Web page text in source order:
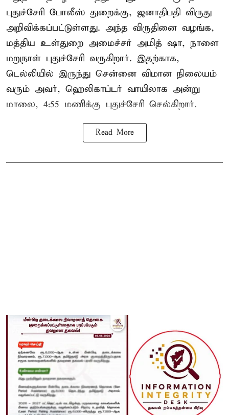
புதுச்சேரி போலீஸ் துறைக்கு, ஜனாதிபதி விருது
அறிவிக்கப்பட்டுள்ளது. அந்த விருதினை வழங்க,
மத்திய உள்துறை அமைச்சர் அமித் ஷா, நாளை
மறுநாள் புதுச்சேரி வருகிறார். இதற்காக,
டெல்லியில் இருந்து சென்னை விமான நிலையம்
வரும் அவர், ஹெலிகாப்டர் வாயிலாக அன்று
மாலை, 4:55 மணிக்கு புதுச்சேரி செல்கிறார்.
Read More